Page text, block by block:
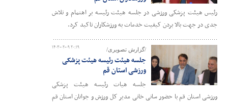
رئیس هیئت پزشکی ورزشی در جلسه هیئت رئیسه بر اهتمام و تلاش
جدی در جهت بالا بردن کیفیت خدمات به ورزشکاران تاکید کرد.
۱۴۰۳-۰۲-۰۹ ۲۰:۱۹ /گزارش تصویری/
جلسه هیئت رئیسه هیئت پزشکی
ورزشی استان قم
جلسه هیات رئیسه هیئت پزشکی
ورزشی استان قم با حضور سانی خانی مدیر کل ورزش و جوانان استان قم